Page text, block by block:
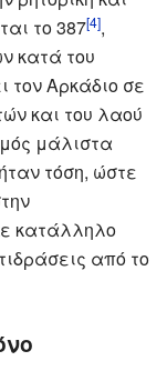
το 387[4],
κατά του
τον Αρκάδιο σε
και του λαού
μάλιστα
τόση, ώστε
κατάλληλο
από το